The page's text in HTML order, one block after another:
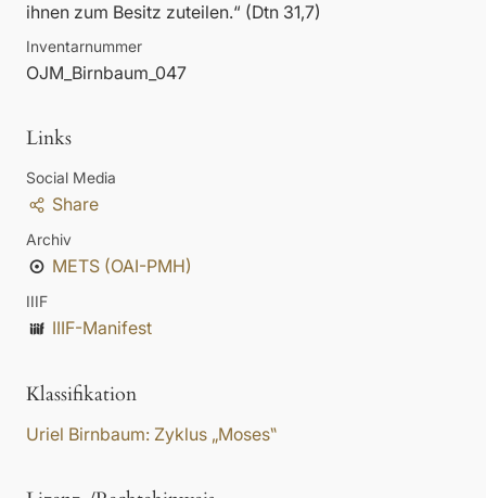
ihnen zum Besitz zuteilen.“ (Dtn 31,7)
Inventarnummer
OJM_Birnbaum_047
Links
Social Media
Share
Archiv
METS (OAI-PMH)
IIIF
IIIF-Manifest
Klassifikation
Uriel Birnbaum: Zyklus „Moses‟